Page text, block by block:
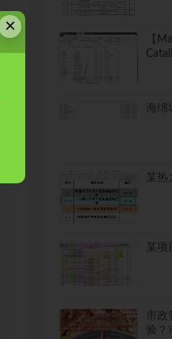
【
海绵
某
某项
市政
验？
×